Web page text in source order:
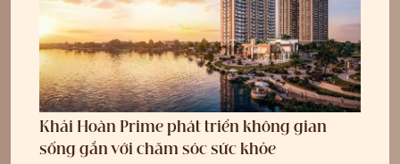
Khải Hoàn Prime phát triển không gian
sống gắn với chăm sóc sức khỏe